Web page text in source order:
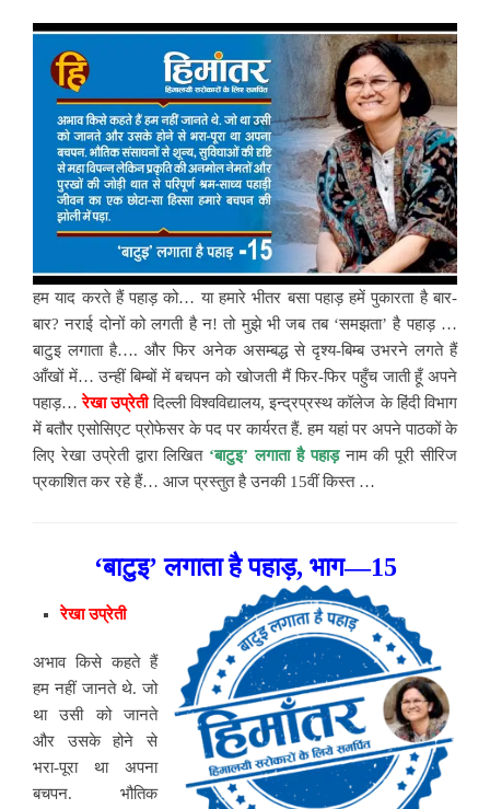
हम याद करते हैं पहाड़ को… या हमारे भीतर बसा पहाड़ हमें पुकारता है बार-
बार? नराई दोनों को लगती है न! तो मुझे भी जब तब ‘समझता’ है पहाड़ …
बाटुइ लगाता है…. और फिर अनेक असम्बद्ध से दृश्य-बिम्ब उभरने लगते हैं
आँखों में… उन्हीं बिम्बों में बचपन को खोजती मैं फिर-फिर पहुँच जाती हूँ अपने
पहाड़…रेखा उप्रेतीदिल्ली विश्वविद्यालय, इन्द्रप्रस्थ कॉलेज के हिंदी विभाग
में बतौर एसोसिएट प्रोफेसर के पद पर कार्यरत हैं. हम यहां पर अपने पाठकों के
लिए रेखा उप्रेती द्वारा लिखित ‘बाटुइ’ लगाता है पहाड़नाम की पूरी सीरिज
प्रकाशित कर रहे हैं… आज प्रस्तुत है उनकी 15वीं किस्त …
‘बाटुइ’ लगाता है पहाड़, भाग—15
रेखा उप्रेती
अभाव किसे कहते हैं
हम नहीं जानते थे. जो
था उसी को जानते
और उसके होने से
भरा-पूरा था अपना
बचपन. भौतिक